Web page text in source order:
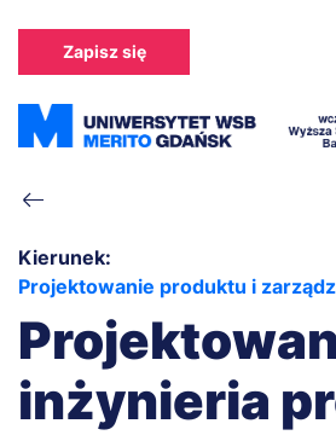
treści
Zapisz się
Ścieżka
nawigacyjna
Kierunek:
Projektowanie produktu i
inżynieria